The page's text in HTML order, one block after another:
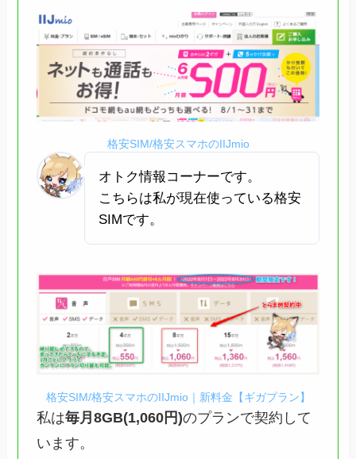
格安SIM/格安スマホのIIJmio
オトク情報コーナーです。
こちらは私が現在使っている格安
SIMです。
格安SIM/格安スマホのIIJmio｜新料金【ギガプラン】
私は毎月8GB(1,060円)のプランで契約して
います。